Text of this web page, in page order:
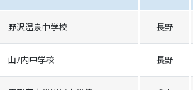
野沢温泉中学校 長野
山ﾉ内中学校 長野